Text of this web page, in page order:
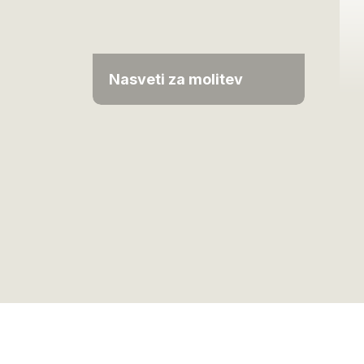
Nasveti za molitev